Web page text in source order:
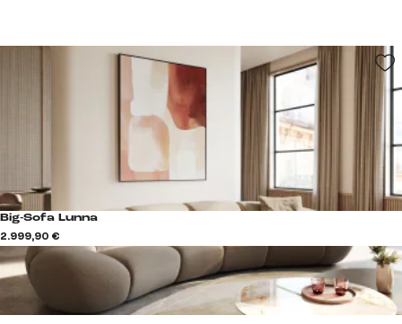
Big-Sofa Lunna
2.999,90 €